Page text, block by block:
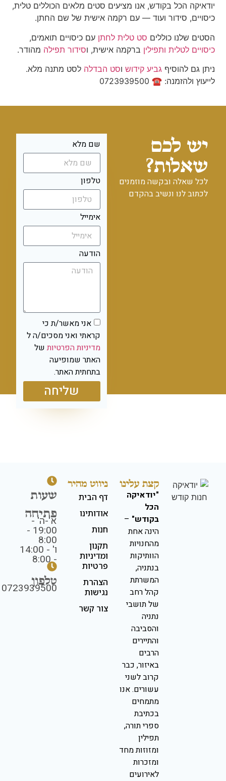
יודאיקה הכל בקודש, אנו מציעים סטים מלאים הכוללים טלית,
כיסויים, סידור ועוד — עם רקמה אישית של שם החתן.
הסטים שלנו כוללים סט טלית לחתן עם כיסויים תואמים,
כיסויים לטלית ותפילין ברקמה אישית, וסידור תפילה מהודר.
ניתן גם להוסיףגביע קידוש וסט הבדלה לסט מתנה מלא.
לייעוץ ולהזמנה: ☎ 0723939500
יש לכם
שאלות?
לכל שאלה ובקשה מוזמנים
לכתוב לנו ונשיב בהקדם
שם מלא
טלפון
אימייל
הודעה
אני מאשר/ת כי
קראתי ואני מסכים/ה ל
מדיניות הפרטיותשל
האתר שמופיעה
בתחתית האתר.
שליחה
קצת עלינו
"יודאיקה
הכל
בקודש" –
הינה אחת
מהחנויות
הוותיקות
בנתניה,
המשרתת
קהל רחב
של תושבי
נתניה
והסביבה
והתיירים
הרבים
באיזור, כבר
קרוב לשני
עשורים. אנו
מתמחים
בכתיבת
ספרי תורה,
תפילין
ומזוזות מחד
ומזכרות
לאירועים
ניווט מהיר
דף הבית
אודותינו
חנות
תקנון
ומדיניות
פרטיות
הצהרת
נגישות
צור קשר
שעות
פתיחה
א'-ה' -
19:00 -
8:00
ו' - 14:00
- 8:00
טלפון
0723939500